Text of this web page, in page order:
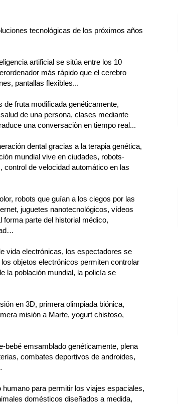
tecnológicas de los próximos años
artificial se sitúa entre los 10
más rápido que el cerebro
pantallas flexibles...
fruta modificada genéticamente,
de una persona, clases mediante
una conversaciòn en tiempo real...
dental gracias a la terapia genética,
mundial vive en ciudades, robots-
control de velocidad automático en las
robots que guían a los ciegos por las
juguetes nanotecnológicos, vídeos
forma parte del historial médico,
vida electrónicas, los espectadores se
objetos electrónicos permiten controlar
la población mundial, la policía se
en 3D, primera olimpiada biónica,
misión a Marte, yogurt chistoso,
bebé emsamblado genéticamente, plena
combates deportivos de androides,
para permitir los viajes espaciales,
domésticos diseñados a medida,